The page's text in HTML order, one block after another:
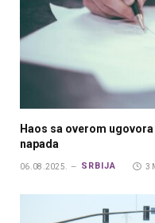
Haos sa overom
napada
06.08.2025. SRBIJA 3